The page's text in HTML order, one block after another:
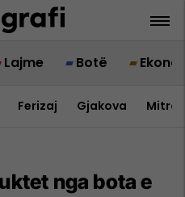
Lajme Botë
Ferizaj Gjakova
nga bota e